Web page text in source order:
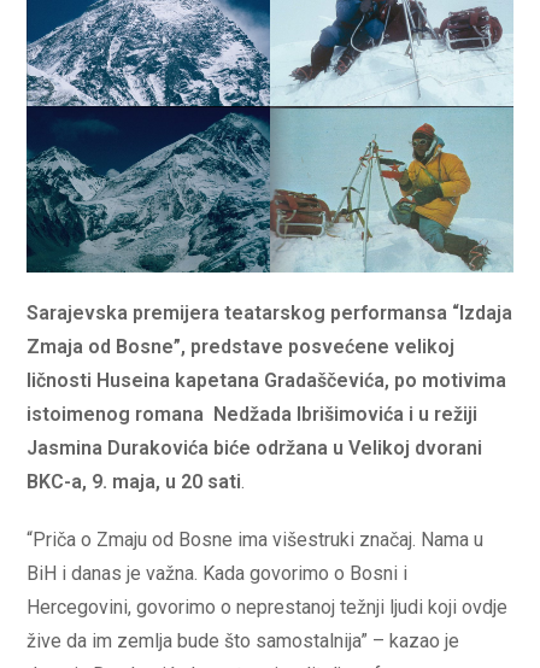
Sarajevska premijerateatarskog performansa “Izdaja
Zmaja od Bosne”, predstave posvećene velikoj
ličnosti Huseina kapetana Gradaščevića, po motivima
istoimenog romana Nedžada Ibrišimovića i u režiji
Jasmina Durakovića biće održana u Velikoj dvorani
BKC-a, 9. maja, u 20 sati
“Priča o Zmaju od Bosne ima višestruki značaj. Nama u
BiH i danas je važna. Kada govorimo o Bosni i
Hercegovini, govorimo o neprestanoj težnji ljudi koji ovdje
žive da im zemlja bude što samostalnija” – kazao je